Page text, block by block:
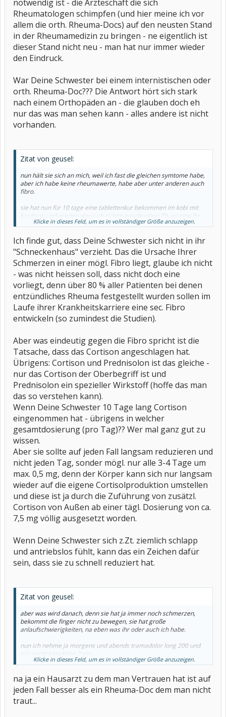
notwendig ist - die Ärzteschaft die sich
Rheumatologen schimpfen (und hier meine ich vor
allem die orth. Rheuma-Docs) auf den neusten Stand
in der Rheumamedizin zu bringen - ne eigentlich ist
dieser Stand nicht neu - man hat nur immer wieder
den Eindruck.
War Deine Schwester bei einem internistischen oder
orth. Rheuma-Doc??? Die Antwort hört sich stark
nach einem Orthopäden an - die glauben doch eh
nur das was man sehen kann - alles andere ist nicht
vorhanden.
Zitat von geusel:
nun hält sie sich an mich, weil ich fast die gleichen symtome habe,
aber ich habe keine rheumawerte, habe aber unter anderen auch
fibro.
sie hat nun für 10 tage eine tablettenkur bekommen im kobi mit
kordison und prednisolon ( ob richtig geschrieben ??). es ging ihr
dann wesendlich besser nun schleicht sie die kordison mit täglich
Klicke in dieses Feld, um es in vollständiger Größe anzuzeigen.
Ich finde gut, dass Deine Schwester sich nicht in ihr
"Schneckenhaus" verzieht. Das die Ursache Ihrer
Schmerzen in einer mögl. Fibro liegt, glaube ich nicht
- was nicht heissen soll, dass nicht doch eine
vorliegt, denn über 80 % aller Patienten bei denen
entzündliches Rheuma festgestellt wurden sollen im
Laufe ihrer Krankheitskarriere eine sec. Fibro
entwickeln (so zumindest die Studien).
Aber was eindeutig gegen die Fibro spricht ist die
Tatsache, dass das Cortison angeschlagen hat.
Übrigens: Cortison und Prednisolon ist das gleiche -
nur das Cortison der Oberbegriff ist und
Prednisolon ein spezieller Wirkstoff (hoffe das man
das so verstehen kann).
Wenn Deine Schwester 10 Tage lang Cortison
eingenommen hat - übrigens in welcher
gesamtdosierung (pro Tag)?? Wer mal ganz gut zu
wissen.
Aber sie sollte auf jeden Fall langsam reduzieren und
nicht jeden Tag, sonder mögl. nur alle 3-4 Tage um
max. 0,5 mg, denn der Körper kann sich nur langsam
wieder auf die eigene Cortisolproduktion umstellen
und diese ist ja durch die Zuführung von zusätzl.
Cortison von Außen ab einer tägl. Dosierung von ca.
7,5 mg völlig ausgesetzt worden.
Wenn Deine Schwester sich z.Zt. ziemlich schlapp
und antriebslos fühlt, kann das ein Zeichen dafür
sein, dass sie zu schnell reduziert hat.
Zitat von geusel:
aber was wird danach, denn sie hat ja immer noch schmerzen,
bekommt die finger nicht zu bewegen, sie hat große
anlaufschwierigkeiten, na eben was ihr oder auch ich habe.
nun ich nehme ja morgens und abends tramadolor long 200 und
zur nacht katadolon 2 ein.
vertrauen zu dem rheumadoc und doktert nun mit dem hausarzt
rum.
könnt ihr einen rat geben oder auch alternativen, was sie alles tun
Klicke in dieses Feld, um es in vollständiger Größe anzuzeigen.
na ja ein Hausarzt zu dem man Vertrauen hat ist auf
jeden Fall besser als ein Rheuma-Doc dem man nicht
traut...